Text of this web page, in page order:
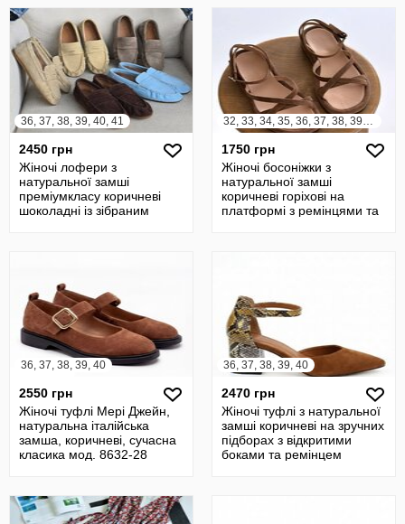
36, 37, 38, 39, 40, 41
2450 грн
Жіночі лофери з
натуральної замші
преміумкласу коричневі
шоколадні із зібраним
32, 33, 34, 35, 36, 37, 38, 39, 40, 41
1750 грн
Жіночі босоніжки з
натуральної замші
коричневі горіхові на
платформі з ремінцями та
36, 37, 38, 39, 40
2550 грн
Жіночі туфлі Мері Джейн,
натуральна італійська
замша, коричневі, сучасна
класика мод. 8632-28
36, 37, 38, 39, 40
2470 грн
Жіночі туфлі з натуральної
замші коричневі на зручних
підборах з відкритими
боками та ремінцем